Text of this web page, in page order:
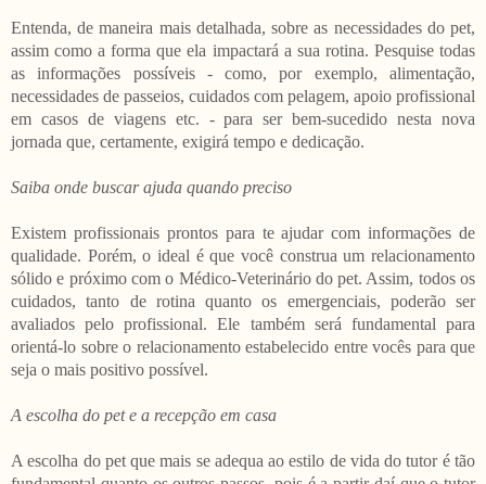
Entenda, de maneira mais detalhada, sobre as necessidades do pet,
assim como a forma que ela impactará a sua rotina. Pesquise todas
as informações possíveis - como, por exemplo, alimentação,
necessidades de passeios, cuidados com pelagem, apoio profissional
em casos de viagens etc. - para ser bem-sucedido nesta nova
jornada que, certamente, exigirá tempo e dedicação.
Saiba onde buscar ajuda quando preciso
Existem profissionais prontos para te ajudar com informações de
qualidade. Porém, o ideal é que você construa um relacionamento
sólido e próximo com o Médico-Veterinário do pet. Assim, todos os
cuidados, tanto de rotina quanto os emergenciais, poderão ser
avaliados pelo profissional. Ele também será fundamental para
orientá-lo sobre o relacionamento estabelecido entre vocês para que
seja o mais positivo possível.
A escolha do pet e a recepção em casa
A escolha do pet que mais se adequa ao estilo de vida do tutor é tão